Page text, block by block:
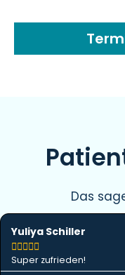
Das
Yuliya Schiller

Super zufrieden!